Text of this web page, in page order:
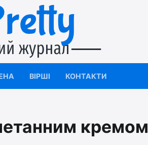
ВІРШІ КОНТАКТИ
кремом